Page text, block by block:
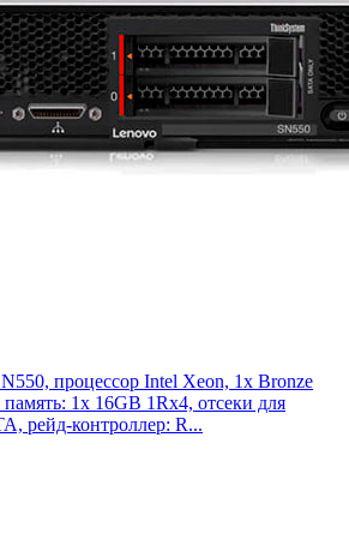
процессор Intel Xeon, 1x Bronze
1x 16GB 1Rx4, отсеки для
рейд-контроллер: R...